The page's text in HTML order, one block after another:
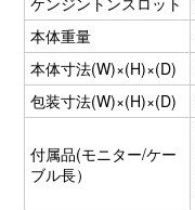
本体重量
本体寸法(W)×(H)×(D)
包装寸法(W)×(H)×(D)
付属品(モニター/ケー
ブル長）